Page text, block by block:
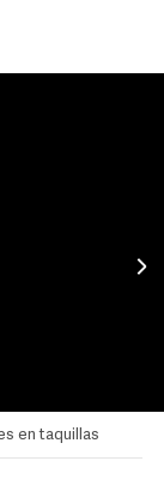
en taquillas